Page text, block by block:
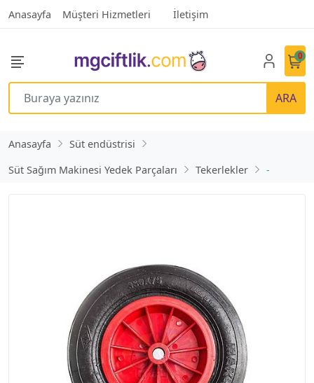
Anasayfa Müşteri Hizmetleri İletişim
ARA
0
Anasayfa
Süt endüstrisi
Süt Sağım Makinesi Yedek Parçaları
Tekerlekler -